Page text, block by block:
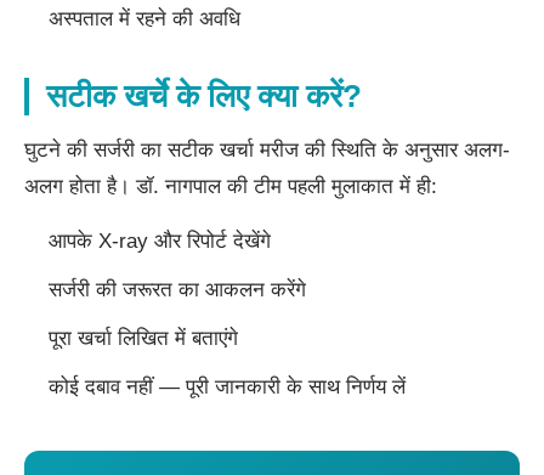
अस्पताल में रहने की अवधि
सटीक खर्चे के लिए क्या करें?
घुटने की सर्जरी का सटीक खर्चा मरीज की स्थिति के अनुसार अलग-
अलग होता है। डॉ. नागपाल की टीम पहली मुलाकात में ही:
आपके X-ray और रिपोर्ट देखेंगे
सर्जरी की जरूरत का आकलन करेंगे
पूरा खर्चा लिखित में बताएंगे
कोई दबाव नहीं — पूरी जानकारी के साथ निर्णय लें